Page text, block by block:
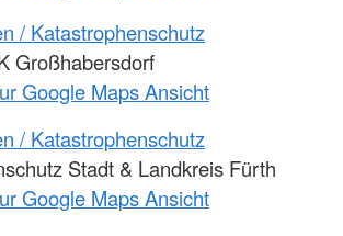
/ Katastrophenschutz
Großhabersdorf
Google Maps Ansicht
/ Katastrophenschutz
Stadt & Landkreis Fürth
Google Maps Ansicht